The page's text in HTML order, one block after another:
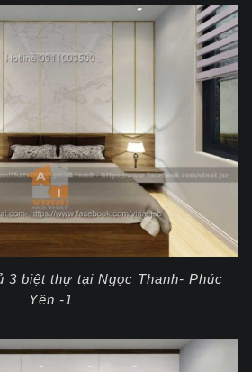
3 biệt thự tại Ngọc Thanh- Phúc
Yên -1